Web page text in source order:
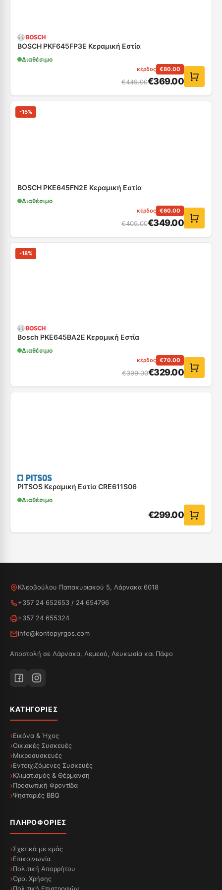
BOSCH PKF645FP3E Κεραμική Εστία
Διαθέσιμο
κέρδος €80.00
€449.00€369.00
-15%
ΒOSCH PKE645FN2E Κεραμική Εστία
Διαθέσιμο
κέρδος €60.00
€409.00€349.00
-18%
Bosch PKE645BA2E Κεραμική Εστία
Διαθέσιμο
κέρδος €70.00
€399.00€329.00
PITSOS Κεραμική Εστία CRE611S06
Διαθέσιμο
€299.00
Κλεοβούλου Παπακυριακού 5, Λάρνακα 6018
+357 24 652653 / 24 654796
+357 24 655324
info@kontopyrgos.com
Αποστολή σε Λάρνακα, Λεμεσό, Λευκωσία και Πάφο
ΚΑΤΗΓΟΡΊΕΣ
Εικόνα & Ήχος
Οικιακές Συσκευές
Μικροσυσκευές
Εντοιχιζόμενες Συσκευές
Κλιματισμός & Θέρμανση
Προσωπική Φροντίδα
Ψησταριές BBQ
ΠΛΗΡΟΦΟΡΊΕΣ
Σχετικά με εμάς
Επικοινωνία
Πολιτική Απορρήτου
Όροι Χρήσης